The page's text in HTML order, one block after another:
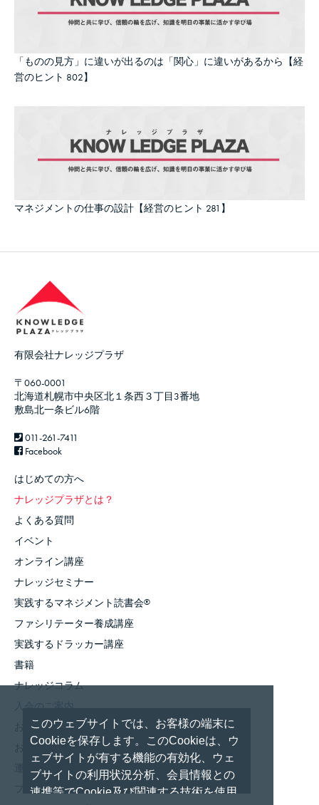
このウェブサイトでは、お客様の端末に
Cookieを保存します。このCookieは、ウ
ェブサイトが有する機能の有効化、ウェ
ブサイトの利用状況分析、会員情報との
連携等でCookie及び関連する技術を使用
「ものの見方」に違いが出るのは「関心」に違いがあるから【経
営のヒント 802】
マネジメントの仕事の設計【経営のヒント 281】
有限会社ナレッジプラザ
〒060-0001
北海道札幌市中央区北１条西３丁目3番地
敷島北一条ビル6階
011-261-7411
Facebook
はじめての方へ
ナレッジプラザとは？
よくある質問
イベント
オンライン講座
ナレッジセミナー
実践するマネジメント読書会®
ファシリテーター養成講座
実践するドラッカー講座
書籍
ナレッジコラム
入会のご案内
お知らせ
お問い合わせ
運営者情報
プライバシーポリシー